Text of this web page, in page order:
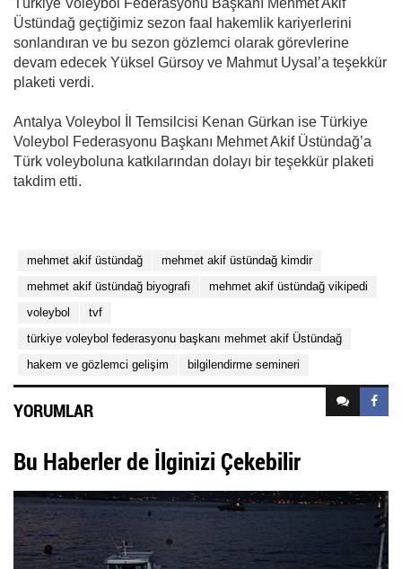
Türkiye Voleybol Federasyonu Başkanı Mehmet Akif
Üstündağ geçtiğimiz sezon faal hakemlik kariyerlerini
sonlandıran ve bu sezon gözlemci olarak görevlerine
devam edecek Yüksel Gürsoy ve Mahmut Uysal’a teşekkür
plaketi verdi.
Antalya Voleybol İl Temsilcisi Kenan Gürkan ise Türkiye
Voleybol Federasyonu Başkanı Mehmet Akif Üstündağ’a
Türk voleyboluna katkılarından dolayı bir teşekkür plaketi
takdim etti.
mehmet akif üstündağ
mehmet akif üstündağ kimdir
mehmet akif üstündağ biyografi
mehmet akif üstündağ vikipedi
voleybol
tvf
türkiye voleybol federasyonu başkanı mehmet akif Üstündağ
hakem ve gözlemci gelişim
bilgilendirme semineri
YORUMLAR
Bu Haberler de İlginizi Çekebilir